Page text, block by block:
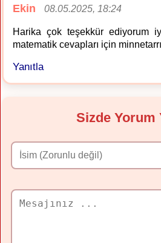
Ekin 08.05.2025, 18:24
Harika çok teşekkür ediyorum
matematik cevapları için
Yanıtla
Sizde Yorum